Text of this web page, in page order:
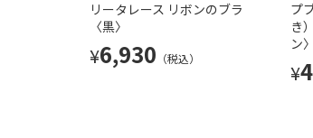
べ素材〈グレー〉
¥4,950 （
リータレース リボンのブラ
〈黒〉
¥6,930 （税込）
プ
き
ン〉
¥